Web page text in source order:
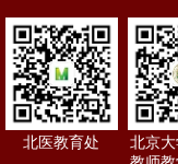
北医教育处
北京